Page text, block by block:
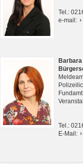
Tel.:
e-mail:
Tel.:
E-Mail: